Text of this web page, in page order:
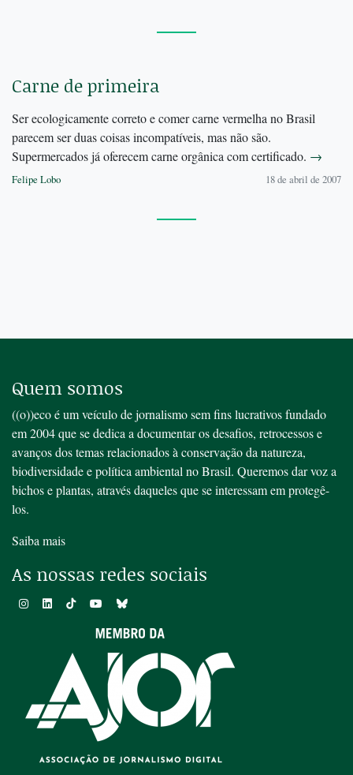
Carne de primeira
Ser ecologicamente correto e comer carne vermelha no Brasil
parecem ser duas coisas incompatíveis, mas não são.
Supermercados já oferecem carne orgânica com certificado. →
Felipe Lobo 18 de abril de 2007
Quem somos
((o))eco é um veículo de jornalismo sem fins lucrativos fundado
em 2004 que se dedica a documentar os desafios, retrocessos e
avanços dos temas relacionados à conservação da natureza,
biodiversidade e política ambiental no Brasil. Queremos dar voz a
bichos e plantas, através daqueles que se interessam em protegê-
los.
Saiba mais
As nossas redes sociais